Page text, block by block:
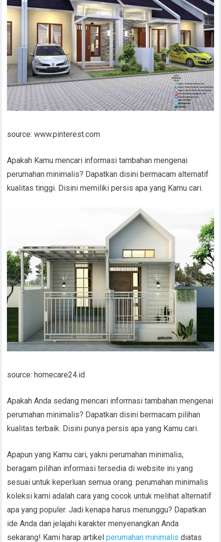
source: www.pinterest.com
Apakah Kamu mencari informasi tambahan mengenai
perumahan minimalis? Dapatkan disini bermacam alternatif
kualitas tinggi. Disini memiliki persis apa yang Kamu cari.
source: homecare24.id
Apakah Anda sedang mencari informasi tambahan mengenai
perumahan minimalis? Dapatkan disini bermacam pilihan
kualitas terbaik. Disini punya persis apa yang Kamu cari.
Apapun yang Kamu cari, yakni perumahan minimalis,
beragam pilihan informasi tersedia di website ini yang
sesuai untuk keperluan semua orang. perumahan minimalis
koleksi kami adalah cara yang cocok untuk melihat alternatif
apa yang populer. Jadi kenapa harus menunggu? Dapatkan
ide Anda dan jelajahi karakter menyenangkan Anda
sekarang! Kami harap artikelperumahan minimalisdiatas